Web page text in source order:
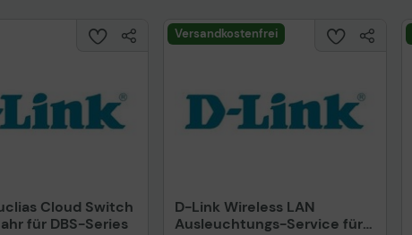
Cloud Switch
für DBS-Series
Versandkostenfrei
D-Link Wireless LAN
Ausleuchtungs-Service für